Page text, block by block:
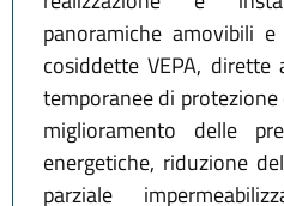
panoramiche amovibili
cosiddette VEPA,
temporanee di
miglioramento delle
energetiche, riduzione
parziale